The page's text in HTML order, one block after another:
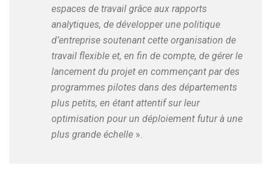
espaces de travail grâce aux rapports
analytiques, de développer une politique
d’entreprise soutenant cette organisation de
travail flexible et, en fin de compte, de gérer le
lancement du projet en commençant par des
programmes pilotes dans des départements
plus petits, en étant attentif sur leur
optimisation pour un déploiement futur à une
plus grande échelle ».